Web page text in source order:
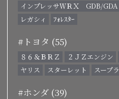
インプレッサＷＲＸ GDB/GDA
レガシィ
ﾌｫﾚｽﾀｰ
#トヨタ (55)
８６＆ＢＲＺ ２ＪＺエンジン
ヤリス
スターレット スープラ
#ホンダ (39)